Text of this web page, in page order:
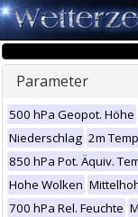
Parameter
500 hPa Geopot. Höhe
Niederschlag 2m Temp
850 hPa Pot. Äquiv.
Hohe Wolken
700 hPa Rel. Feuchte